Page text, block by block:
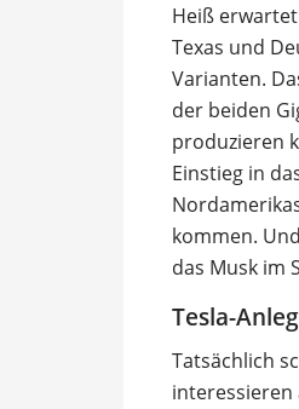
Heiß
Texas und
Varianten.
der beiden
produzieren
Einstieg in
kommen.
das Musk im
Tesla-
Tatsächlich
interessieren